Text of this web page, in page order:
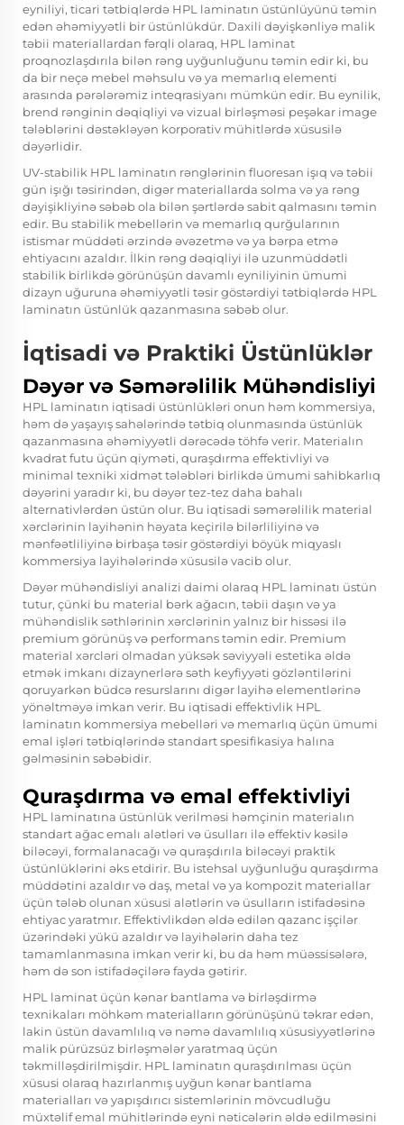
eyniliyi, ticari tətbiqlərdə HPL laminatın üstünlüyünü təmin
edən əhəmiyyətli bir üstünlükdür. Daxili dəyişkənliyə malik
təbii materiallardan fərqli olaraq, HPL laminat
proqnozlaşdırıla bilən rəng uyğunluğunu təmin edir ki, bu
da bir neçə mebel məhsulu və ya memarlıq elementi
arasında pərələrəmiz inteqrasiyanı mümkün edir. Bu eynilik,
brend rənginin dəqiqliyi və vizual birləşməsi peşəkar image
tələblərini dəstəkləyən korporativ mühitlərdə xüsusilə
dəyərlidir.
UV-stabilik HPL laminatın rənglərinin fluoresan işıq və təbii
gün işığı təsirindən, digər materiallarda solma və ya rəng
dəyişikliyinə səbəb ola bilən şərtlərdə sabit qalmasını təmin
edir. Bu stabilik mebellərin və memarlıq qurğularının
istismar müddəti ərzində əvəzetmə və ya bərpa etmə
ehtiyacını azaldır. İlkin rəng dəqiqliyi ilə uzunmüddətli
stabilik birlikdə görünüşün davamlı eyniliyinin ümumi
dizayn uğuruna əhəmiyyətli təsir göstərdiyi tətbiqlərdə HPL
laminatın üstünlük qazanmasına səbəb olur.
İqtisadi və Praktiki Üstünlüklər
Dəyər və Səmərəlilik Mühəndisliyi
HPL laminatın iqtisadi üstünlükləri onun həm kommersiya,
həm də yaşayış sahələrində tətbiq olunmasında üstünlük
qazanmasına əhəmiyyətli dərəcədə töhfə verir. Materialın
kvadrat futu üçün qiyməti, quraşdırma effektivliyi və
minimal texniki xidmət tələbləri birlikdə ümumi sahibkarlıq
dəyərini yaradır ki, bu dəyər tez-tez daha bahalı
alternativlərdən üstün olur. Bu iqtisadi səmərəlilik material
xərclərinin layihənin həyata keçirilə bilərliliyinə və
mənfəətliliyinə birbaşa təsir göstərdiyi böyük miqyaslı
kommersiya layihələrində xüsusilə vacib olur.
Dəyər mühəndisliyi analizi daimi olaraq HPL laminatı üstün
tutur, çünki bu material bərk ağacın, təbii daşın və ya
mühəndislik səthlərinin xərclərinin yalnız bir hissəsi ilə
premium görünüş və performans təmin edir. Premium
material xərcləri olmadan yüksək səviyyəli estetika əldə
etmək imkanı dizaynerlərə səth keyfiyyəti gözləntilərini
qoruyarkən büdcə resurslarını digər layihə elementlərinə
yönəltməyə imkan verir. Bu iqtisadi effektivlik HPL
laminatın kommersiya mebelləri və memarlıq üçün ümumi
emal işləri tətbiqlərində standart spesifikasiya halına
gəlməsinin səbəbidir.
Quraşdırma və emal effektivliyi
HPL laminatına üstünlük verilməsi həmçinin materialın
standart ağac emalı alətləri və üsulları ilə effektiv kəsilə
biləcəyi, formalanacağı və quraşdırıla biləcəyi praktik
üstünlüklərini əks etdirir. Bu istehsal uyğunluğu quraşdırma
müddətini azaldır və daş, metal və ya kompozit materiallar
üçün tələb olunan xüsusi alətlərin və üsulların istifadəsinə
ehtiyac yaratmır. Effektivlikdən əldə edilən qazanc işçilər
üzərindəki yükü azaldır və layihələrin daha tez
tamamlanmasına imkan verir ki, bu da həm müəssisələrə,
həm də son istifadəçilərə fayda gətirir.
HPL laminat üçün kənar bantlama və birləşdirmə
texnikaları möhkəm materialların görünüşünü təkrar edən,
lakin üstün davamlılıq və nəmə davamlılıq xüsusiyyətlərinə
malik pürüzsüz birləşmələr yaratmaq üçün
təkmilləşdirilmişdir. HPL laminatın quraşdırılması üçün
xüsusi olaraq hazırlanmış uyğun kənar bantlama
materialları və yapışdırıcı sistemlərinin mövcudluğu
müxtəlif emal mühitlərində eyni nəticələrin əldə edilməsini